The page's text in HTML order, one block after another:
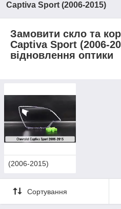
Captiva Sport (2006-2015)
Замовити скло та
Captiva Sport (2006-
відновлення оптики
(2006-2015)
Сортування